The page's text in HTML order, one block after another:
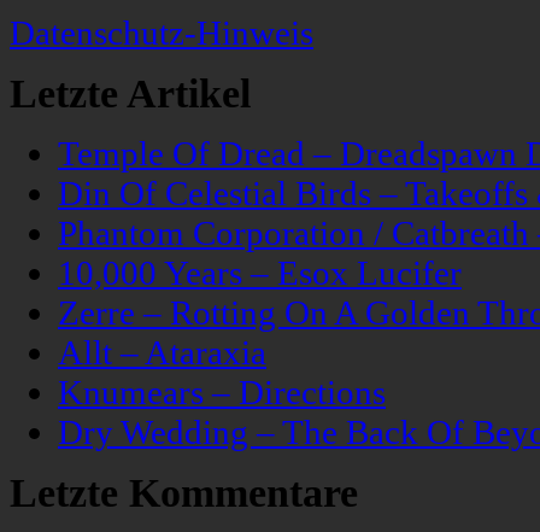
Datenschutz-Hinweis
Letzte Artikel
Temple Of Dread – Dreadspawn
Din Of Celestial Birds –
Phantom Corporation /
10,000 Years – Esox Lucifer
Zerre – Rotting On A Golden
Allt – Ataraxia
Knumears – Directions
Dry Wedding – The Back Of
Letzte Kommentare